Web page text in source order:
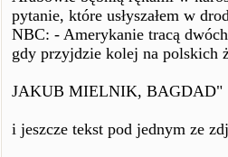
pytanie, które usłyszałem w
NBC: - Amerykanie tracą
gdy przyjdzie kolej na polskich
JAKUB MIELNIK, BAGDAD"
i jeszcze tekst pod jednym ze